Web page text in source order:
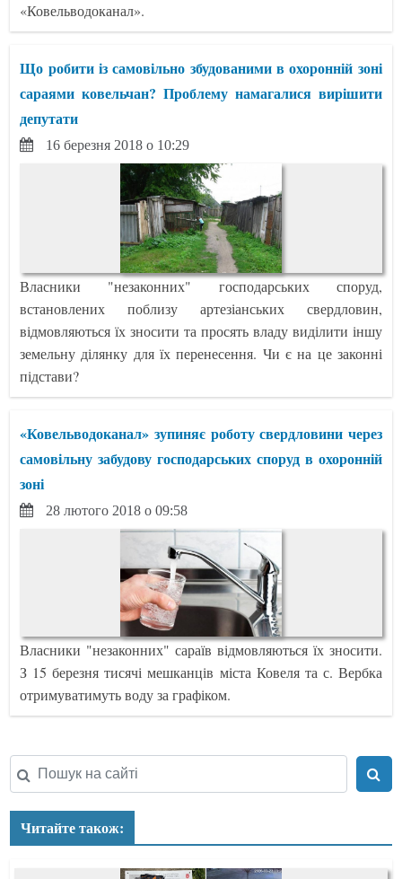
«Ковельводоканал».
Що робити із самовільно збудованими в охоронній зоні
сараями ковельчан? Проблему намагалися вирішити
депутати
16 березня 2018 о 10:29
Власники "незаконних" господарських споруд,
встановлених поблизу артезіанських свердловин,
відмовляються їх зносити та просять владу виділити іншу
земельну ділянку для їх перенесення. Чи є на це законні
підстави?
«Ковельводоканал» зупиняє роботу свердловини через
самовільну забудову господарських споруд в охоронній
зоні
28 лютого 2018 о 09:58
Власники "незаконних" сараїв відмовляються їх зносити.
З 15 березня тисячі мешканців міста Ковеля та с. Вербка
отримуватимуть воду за графіком.
Читайте також: